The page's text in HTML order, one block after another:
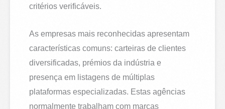
critérios verificáveis.
As empresas mais reconhecidas apresentam
características comuns: carteiras de clientes
diversificadas, prémios da indústria e
presença em listagens de múltiplas
plataformas especializadas. Estas agências
normalmente trabalham com marcas